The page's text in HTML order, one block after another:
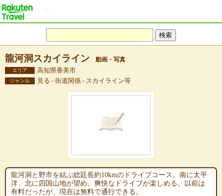
龍河洞スカイライン 動画・写真
エリア 高知県香美市
ジャンル 見る - 街道関係 - スカイライン等
龍河洞と野市を結ぶ総廷長約10kmのドライブコース。南に太平
洋、北に四国山地が望め、爽快なドライブが楽しめる。以前は
有料だったが、現在は無料で通行できる。